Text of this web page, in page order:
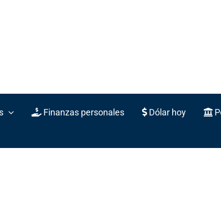
Finanzas personales Dólar hoy